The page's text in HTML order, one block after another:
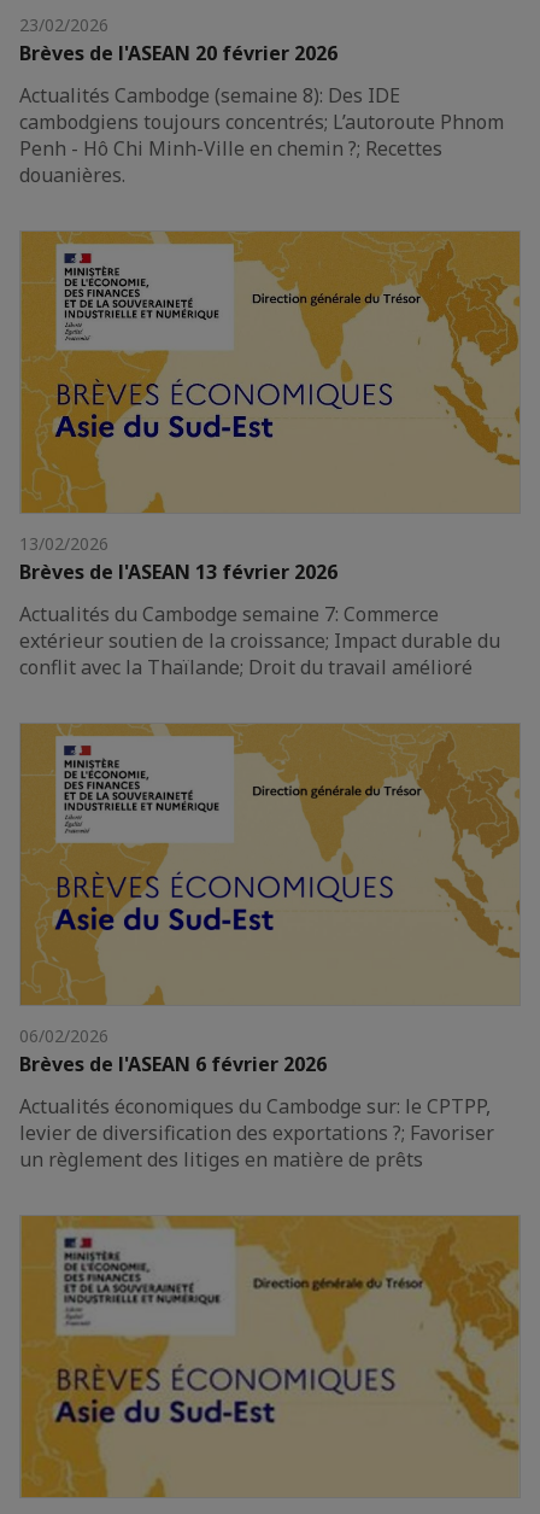
23/02/2026
Brèves de l'ASEAN 20 février 2026
Actualités Cambodge (semaine 8): Des IDE
cambodgiens toujours concentrés; L’autoroute Phnom
Penh - Hô Chi Minh-Ville en chemin ?; Recettes
douanières.
13/02/2026
Brèves de l'ASEAN 13 février 2026
Actualités du Cambodge semaine 7: Commerce
extérieur soutien de la croissance; Impact durable du
conflit avec la Thaïlande; Droit du travail amélioré
06/02/2026
Brèves de l'ASEAN 6 février 2026
Actualités économiques du Cambodge sur: le CPTPP,
levier de diversification des exportations ?; Favoriser
un règlement des litiges en matière de prêts